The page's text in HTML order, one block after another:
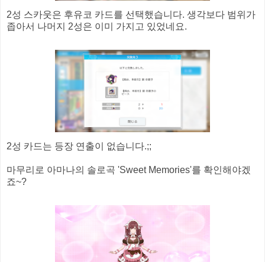
2성 스카웃은 후유코 카드를 선택했습니다. 생각보다 범위가
좁아서 나머지 2성은 이미 가지고 있었네요.
2성 카드는 등장 연출이 없습니다.;;
마무리로 아마나의 솔로곡 'Sweet Memories'를 확인해야겠
죠~?